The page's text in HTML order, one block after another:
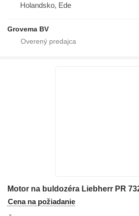
Holandsko, Ede
Grovema BV
Motor na buldozéra Liebherr PR
Cena na požiadanie